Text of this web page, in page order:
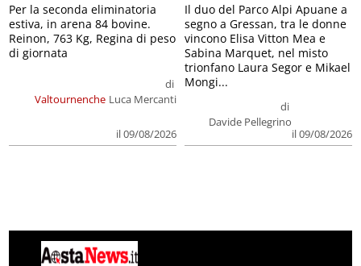
Valtournenche
di
Luca Mercanti
il 09/08/2026
Per la seconda eliminatoria
estiva, in arena 84 bovine.
Reinon, 763 Kg, Regina di peso
di giornata
di
Davide Pellegrino
il 09/08/2026
Il duo del Parco Alpi Apuane a
segno a Gressan, tra le donne
vincono Elisa Vitton Mea e
Sabina Marquet, nel misto
trionfano Laura Segor e Mikael
Mongi...